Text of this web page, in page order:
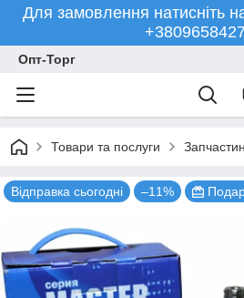
Для замовлення натисніть
Опт-Торг
Товари та послуги
Відправка сьогодні –11%